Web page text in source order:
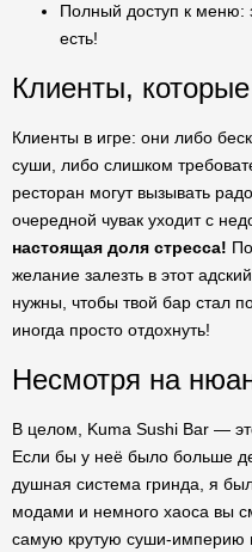
Полный доступ к меню:
есть!
Клиенты,
Клиенты в игре: они либо
суши, либо слишком
ресторан могут вызывать
очередной чувак уходит с
настоящая доля стресса!
желание залезть в этот
нужны, чтобы твой бар стал
иногда просто отдохнуть!
Несмотря на
В целом, Kuma Sushi Bar —
Если бы у неё было больше
душная система гринда, я
модами и немного хаоса вы
самую крутую суши-империю